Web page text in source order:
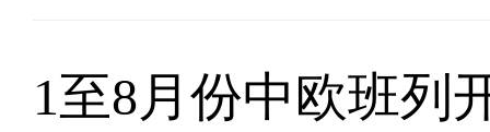
1至8月份中欧班列